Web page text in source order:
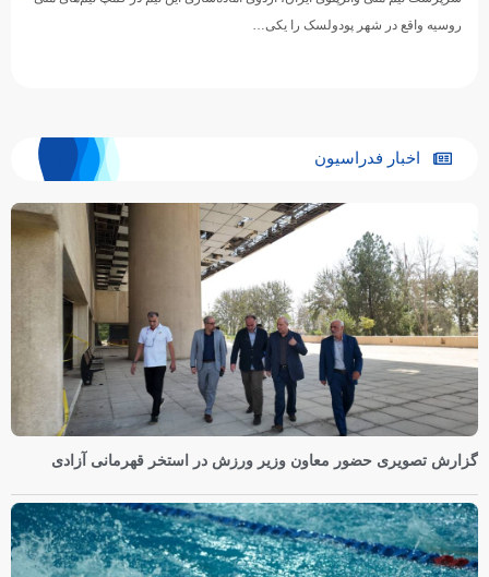
روسیه واقع در شهر پودولسک را یکی…
اخبار فدراسیون
گزارش تصویری حضور معاون وزیر ورزش در استخر قهرمانی آزادی